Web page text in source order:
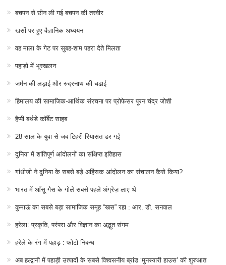
बचपन से छीन ली गई बचपन की तस्वीर
खसों पर हुए वैज्ञानिक अध्ययन
वह माला के गेट पर सुबह-शाम पहरा देते मिलता
पहाड़ो में भूस्खलन
जर्मन की लड़ाई और रुद्रनाथ की चढाई
हिमालय की सामाजिक-आर्थिक संरचना पर प्रोफेसर पूरन चंद्र जोशी
हैप्पी बर्थडे कॉर्बेट साहब
28 साल के युवा से जब टिहरी रियासत डर गई
दुनिया में शांतिपूर्ण आंदोलनों का संक्षिप्त इतिहास
गांधीजी ने दुनिया के सबसे बड़े अहिंसक आंदोलन का संचालन कैसे किया?
भारत में आँसू गैस के गोले सबसे पहले अंग्रेज़ लाए थे
कुमाऊं का सबसे बड़ा सामाजिक समूह “खस” रहा : आर. डी. सनवाल
हरेला: प्रकृति, परंपरा और विज्ञान का अद्भुत संगम
हरेले के रंग में पहाड़ : फोटो निबन्ध
अब हल्द्वानी में पहाड़ी उत्पादों के सबसे विश्वसनीय ब्रांड ‘मुनस्यारी हाउस’ की शुरुआत